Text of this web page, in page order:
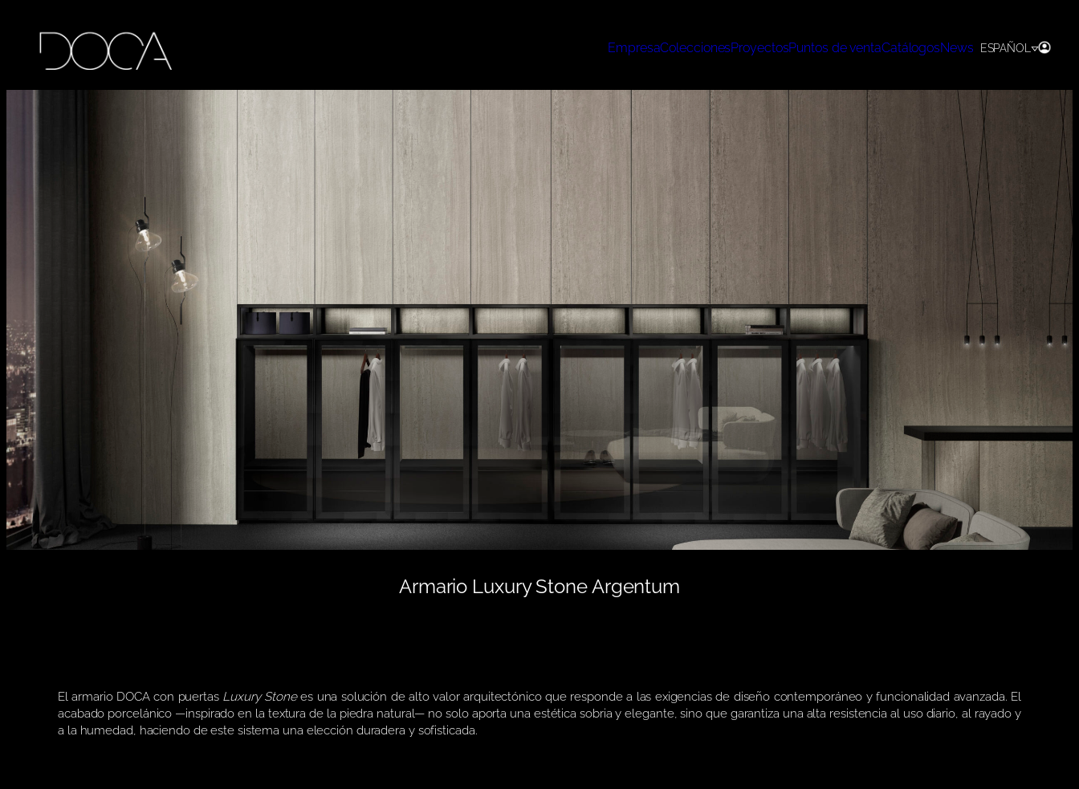
EmpresaColeccionesProyectosPuntos de ventaCatálogosNews ESPAÑOL
Armario Luxury Stone Argentum
El armario DOCA con puertas Luxury Stonees una solución de alto valor arquitectónico que responde a las exigencias de diseño contemporáneo y funcionalidad avanzada. El
acabado porcelánico —inspirado en la textura de la piedra natural— no solo aporta una estética sobria y elegante, sino que garantiza una alta resistencia al uso diario, al rayado y
a la humedad, haciendo de este sistema una elección duradera y sofisticada.